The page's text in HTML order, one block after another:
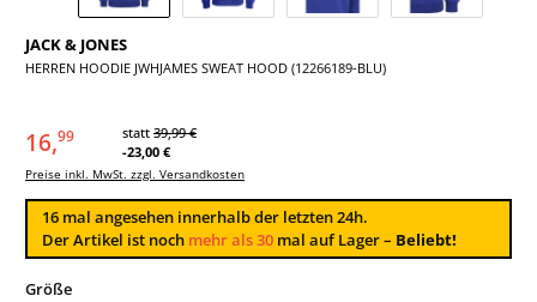
JACK & JONES
HERREN HOODIE JWHJAMES SWEAT HOOD (12266189-BLU)
16,99 statt 39,99 €
-23,00 €
Preise inkl. MwSt. zzgl. Versandkosten
16 mal angesehen innerhalb der letzten 24h.
Der Artikel ist noch mehr als 30 mal auf Lager – Beliebt!
Größeauswählen